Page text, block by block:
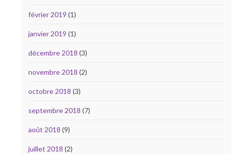
février 2019 (1)
janvier 2019 (1)
décembre 2018 (3)
novembre 2018 (2)
octobre 2018 (3)
septembre 2018 (7)
août 2018 (9)
juillet 2018 (2)